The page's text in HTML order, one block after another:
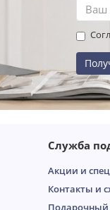
Служба
Акции и
Контакты и
Подарочный